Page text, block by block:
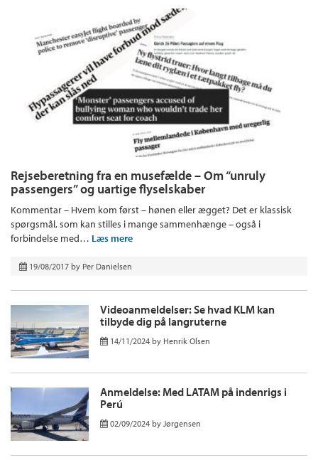
Rejseberetning fra en musefælde – Om “unruly
passengers” og uartige flyselskaber
Kommentar – Hvem kom først – hønen eller ægget? Det er klassisk
spørgsmål, som kan stilles i mange sammenhænge – også i
forbindelse med… Læs mere
19/08/2017 by Per Danielsen
Videoanmeldelser: Se hvad KLM kan
tilbyde dig på langruterne
14/11/2024 by Henrik Olsen
Anmeldelse: Med LATAM på indenrigs i
Perú
02/09/2024 by Jørgensen